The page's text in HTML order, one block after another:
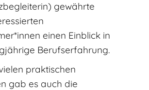
gewährte
einen Einblick in
Berufserfahrung.
praktischen
gab es auch die